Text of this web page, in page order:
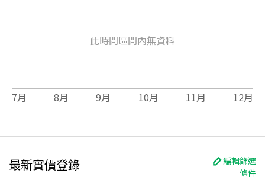
此時間區間內無資料
7月 8月 9月 10月 11月 12月
最新實價登錄
編輯篩選
條件